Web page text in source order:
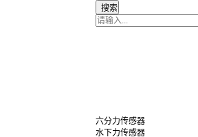
六分力传感器
水下力传感器